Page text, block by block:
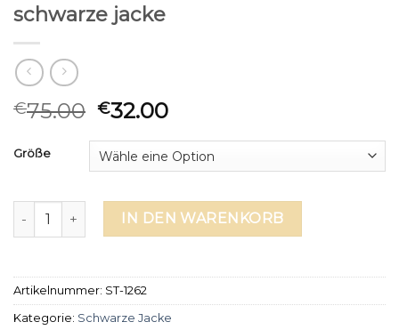
schwarze jacke
€75.00 €32.00
Größe
schwarze jacke MengeIN DEN WARENKORB
Artikelnummer: ST-1262
Kategorie: Schwarze Jacke